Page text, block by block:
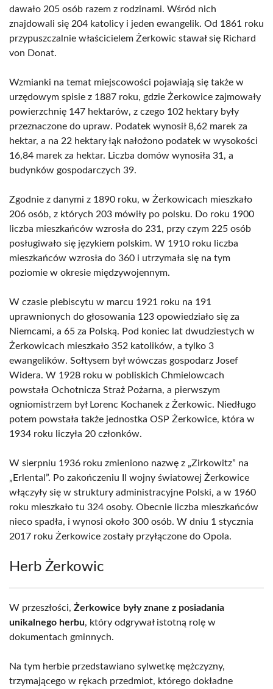
dawało 205 osób razem z rodzinami. Wśród nich
znajdowali się 204 katolicy i jeden ewangelik. Od 1861 roku
przypuszczalnie właścicielem Żerkowic stawał się Richard
von Donat.
Wzmianki na temat miejscowości pojawiają się także w
urzędowym spisie z 1887 roku, gdzie Żerkowice zajmowały
powierzchnię 147 hektarów, z czego 102 hektary były
przeznaczone do upraw. Podatek wynosił 8,62 marek za
hektar, a na 22 hektary łąk nałożono podatek w wysokości
16,84 marek za hektar. Liczba domów wynosiła 31, a
budynków gospodarczych 39.
Zgodnie z danymi z 1890 roku, w Żerkowicach mieszkało
206 osób, z których 203 mówiły po polsku. Do roku 1900
liczba mieszkańców wzrosła do 231, przy czym 225 osób
posługiwało się językiem polskim. W 1910 roku liczba
mieszkańców wzrosła do 360 i utrzymała się na tym
poziomie w okresie międzywojennym.
W czasie plebiscytu w marcu 1921 roku na 191
uprawnionych do głosowania 123 opowiedziało się za
Niemcami, a 65 za Polską. Pod koniec lat dwudziestych w
Żerkowicach mieszkało 352 katolików, a tylko 3
ewangelików. Sołtysem był wówczas gospodarz Josef
Widera. W 1928 roku w pobliskich Chmielowcach
powstała Ochotnicza Straż Pożarna, a pierwszym
ogniomistrzem był Lorenc Kochanek z Żerkowic. Niedługo
potem powstała także jednostka OSP Żerkowice, która w
1934 roku liczyła 20 członków.
W sierpniu 1936 roku zmieniono nazwę z „Zirkowitz” na
„Erlental”. Po zakończeniu II wojny światowej Żerkowice
włączyły się w struktury administracyjne Polski, a w 1960
roku mieszkało tu 324 osoby. Obecnie liczba mieszkańców
nieco spadła, i wynosi około 300 osób. W dniu 1 stycznia
2017 roku Żerkowice zostały przyłączone do Opola.
Herb Żerkowic
W przeszłości, Żerkowice były znane z posiadania
unikalnego herbu, który odgrywał istotną rolę w
dokumentach gminnych.
Na tym herbie przedstawiano sylwetkę mężczyzny,
trzymającego w rękach przedmiot, którego dokładne